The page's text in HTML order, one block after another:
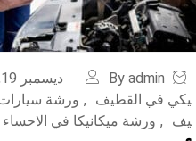
By admin ديسمبر 19, 2020
يكي في القطيف
, ورشة
يف
, ورشة ميكانيكا في الاحساء